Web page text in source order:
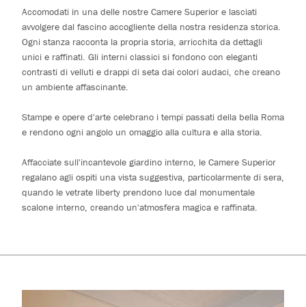
Accomodati in una delle nostre Camere Superior e lasciati
avvolgere dal fascino accogliente della nostra residenza storica.
Ogni stanza racconta la propria storia, arricchita da dettagli
unici e raffinati. Gli interni classici si fondono con eleganti
contrasti di velluti e drappi di seta dai colori audaci, che creano
un ambiente affascinante.
Stampe e opere d'arte celebrano i tempi passati della bella Roma
e rendono ogni angolo un omaggio alla cultura e alla storia.
Affacciate sull'incantevole giardino interno, le Camere Superior
regalano agli ospiti una vista suggestiva, particolarmente di sera,
quando le vetrate liberty prendono luce dal monumentale
scalone interno, creando un'atmosfera magica e raffinata.